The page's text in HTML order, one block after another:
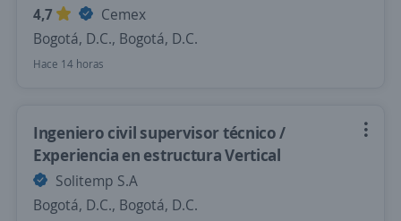
4,7
Cemex
Bogotá, D.C., Bogotá, D.C.
Hace 14 horas
Ingeniero civil supervisor técnico /
Experiencia en estructura Vertical
Solitemp S.A
Bogotá, D.C., Bogotá, D.C.